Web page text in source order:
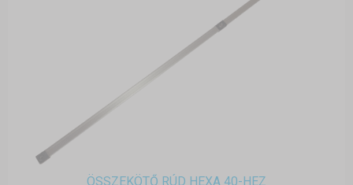
ÖSSZEKÖTŐ RÚD HEXA 40-HEZ